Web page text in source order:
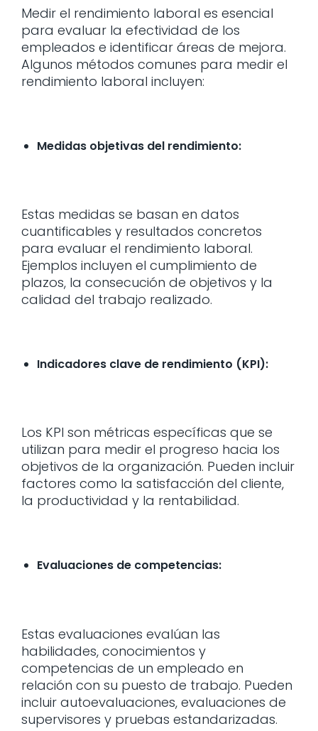
Medir el rendimiento laboral es esencial
para evaluar la efectividad de los
empleados e identificar áreas de mejora.
Algunos métodos comunes para medir el
rendimiento laboral incluyen:
Medidas objetivas del rendimiento:
Estas medidas se basan en datos
cuantificables y resultados concretos
para evaluar el rendimiento laboral.
Ejemplos incluyen el cumplimiento de
plazos, la consecución de objetivos y la
calidad del trabajo realizado.
Indicadores clave de rendimiento (KPI):
Los KPI son métricas específicas que se
utilizan para medir el progreso hacia los
objetivos de la organización. Pueden incluir
factores como la satisfacción del cliente,
la productividad y la rentabilidad.
Evaluaciones de competencias:
Estas evaluaciones evalúan las
habilidades, conocimientos y
competencias de un empleado en
relación con su puesto de trabajo. Pueden
incluir autoevaluaciones, evaluaciones de
supervisores y pruebas estandarizadas.